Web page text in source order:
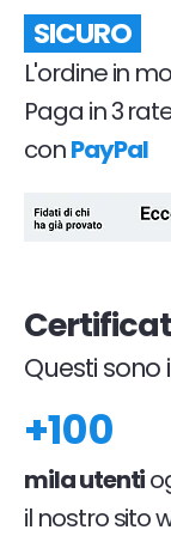
SICURO
L'ordine in
Paga in 3
conPayPal
Questi sono
+100
mila utenti
il nostro sito